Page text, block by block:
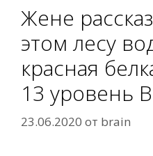
Жене
этом лесу
красная
13 уровень
23.06.2020 от brain